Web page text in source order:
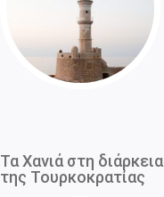
Τα Χανιά στη διάρκεια
της Τουρκοκρατίας